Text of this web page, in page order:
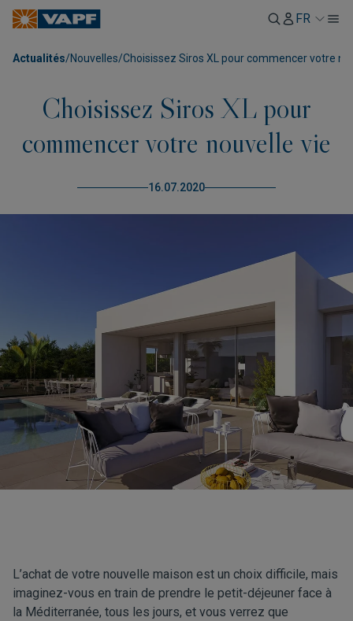
FR
Actualités/Nouvelles/Choisissez Siros XL pour commencer votre
Choisissez Siros XL pour
commencer votre nouvelle vie
16.07.2020
L’achat de votre nouvelle maison est un choix difficile, mais
imaginez-vous en train de prendre le petit-déjeuner face à
la Méditerranée, tous les jours, et vous verrez que